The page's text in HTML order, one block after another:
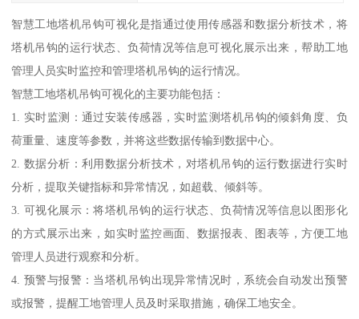
智慧工地塔机吊钩可视化是指通过使用传感器和数据分析技术，将
塔机吊钩的运行状态、负荷情况等信息可视化展示出来，帮助工地
管理人员实时监控和管理塔机吊钩的运行情况。
智慧工地塔机吊钩可视化的主要功能包括：
1. 实时监测：通过安装传感器，实时监测塔机吊钩的倾斜角度、负
荷重量、速度等参数，并将这些数据传输到数据中心。
2. 数据分析：利用数据分析技术，对塔机吊钩的运行数据进行实时
分析，提取关键指标和异常情况，如超载、倾斜等。
3. 可视化展示：将塔机吊钩的运行状态、负荷情况等信息以图形化
的方式展示出来，如实时监控画面、数据报表、图表等，方便工地
管理人员进行观察和分析。
4. 预警与报警：当塔机吊钩出现异常情况时，系统会自动发出预警
或报警，提醒工地管理人员及时采取措施，确保工地安全。